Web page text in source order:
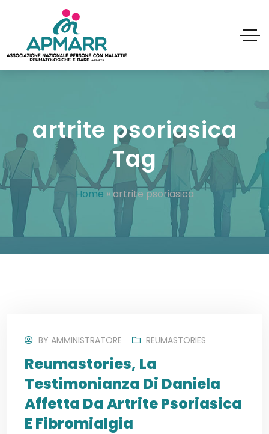
artrite psoriasica
Tag
Home »artrite psoriasica
BYAMMINISTRATORE REUMASTORIES
Reumastories, La
Testimonianza Di Daniela
Affetta Da Artrite Psoriasica
E Fibromialgia